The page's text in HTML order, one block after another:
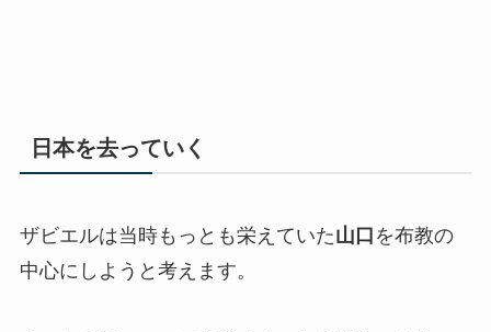
日本を去っていく
ザビエルは当時もっとも栄えていた山口 を布教の
中心にしようと考えます。